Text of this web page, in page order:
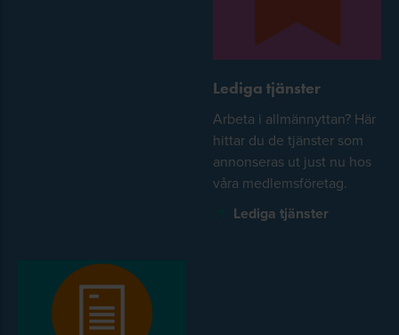
Lediga tjänster
Arbeta i allmännyttan? Här
hittar du de tjänster som
annonseras ut just nu hos
våra medlemsföretag.
Lediga tjänster